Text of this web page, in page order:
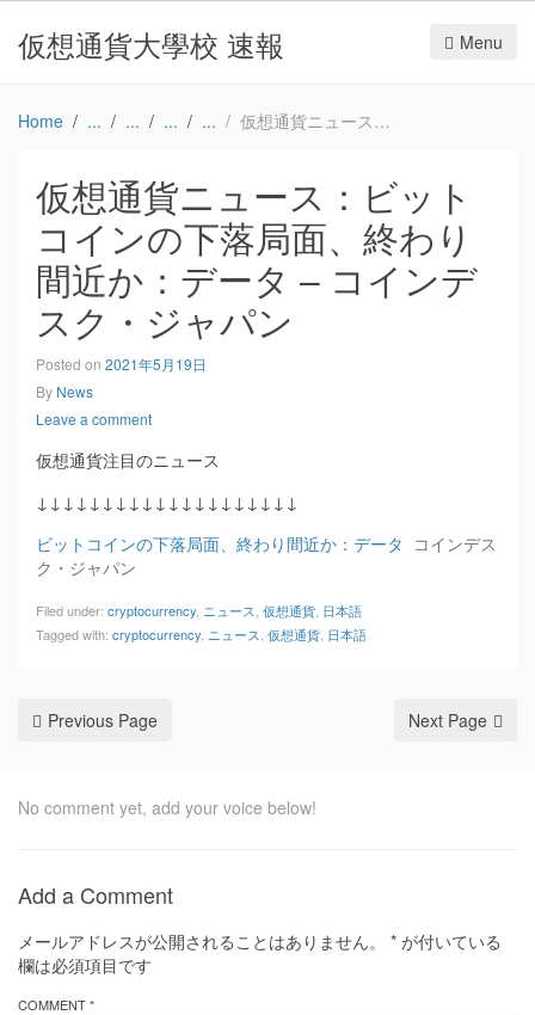
仮想通貨大學校 速報 Menu
Home 仮想通貨ニュース：ビットコインの下落局面、終わり間近か：データ – コインデスク・ジャパン
仮想通貨ニュース：ビット
コインの下落局面、終わり
間近か：データ – コインデ
スク・ジャパン
Posted on 2021年5月19日
By News
Leave a comment
仮想通貨注目のニュース
↓↓↓↓↓↓↓↓↓↓↓↓↓↓↓↓↓↓↓↓
ビットコインの下落局面、終わり間近か：データ コインデス
ク・ジャパン
Filed under: cryptocurrency ニュース 仮想通貨 日本語
Tagged with: cryptocurrency ニュース 仮想通貨 日本語
Previous Page Next Page
No comment yet, add your voice below!
Add a Comment
メールアドレスが公開されることはありません。 * が付いている
欄は必須項目です
COMMENT *